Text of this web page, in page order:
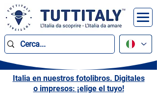
Italia en nuestros fotolibros. Digitales
o impresos: ¡elige el tuyo!